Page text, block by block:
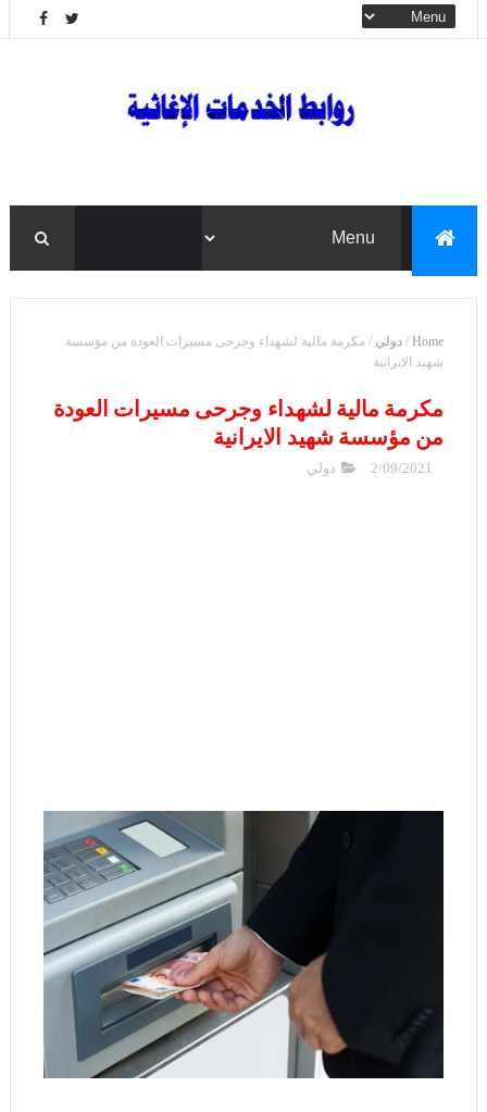
Home
/ دولي / مكرمة مالية لشهداء وجرحى مسيرات العودة من مؤسسة
شهيد الايرانية
مكرمة مالية لشهداء وجرحى مسيرات العودة
من مؤسسة شهيد الايرانية
2/09/2021 دولي